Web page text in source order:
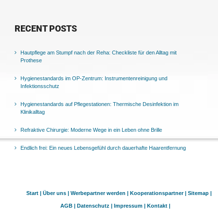
RECENT POSTS
Hautpflege am Stumpf nach der Reha: Checkliste für den Alltag mit
Prothese
Hygienestandards im OP-Zentrum: Instrumentenreinigung und
Infektionsschutz
Hygienestandards auf Pflegestationen: Thermische Desinfektion im
Klinikalltag
Refraktive Chirurgie: Moderne Wege in ein Leben ohne Brille
Endlich frei: Ein neues Lebensgefühl durch dauerhafte Haarentfernung
Start | Über uns | Werbepartner werden | Kooperationspartner | Sitemap |
AGB | Datenschutz | Impressum | Kontakt |